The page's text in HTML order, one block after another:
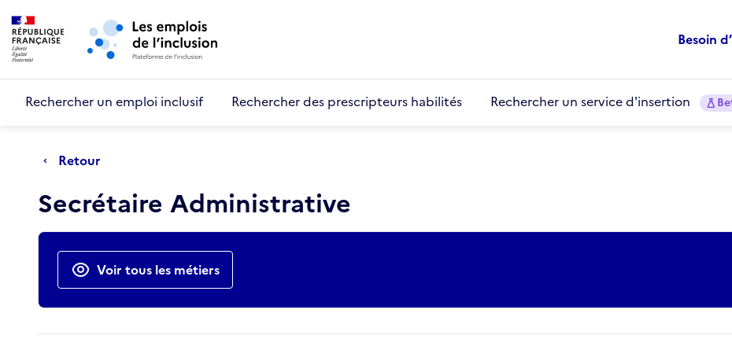
Aller au menu principal
Besoin
Rechercher un emploi inclusif Rechercher des prescripteurs habilités Rechercher un service d'insertion
Retour
Secrétaire Administrative
Actions rapides
Voir tous les métiers